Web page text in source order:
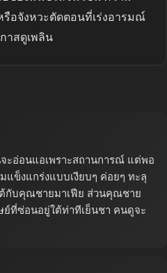
รือจังหวะตัดตอนที่เร่งอารมณ์
าสดูเพลิน
ะอ่อนแอเพราะสถานการณ์ แต่พอ
มแข็งแกร่งแบบเงียบๆ ค่อยๆ ทะลุ
กับคุณชายมาเฟีย ส่วนคุณชาย
ย์ที่ซ่อนอยู่ใต้ท่าทีเย็นชา คนดูจะ